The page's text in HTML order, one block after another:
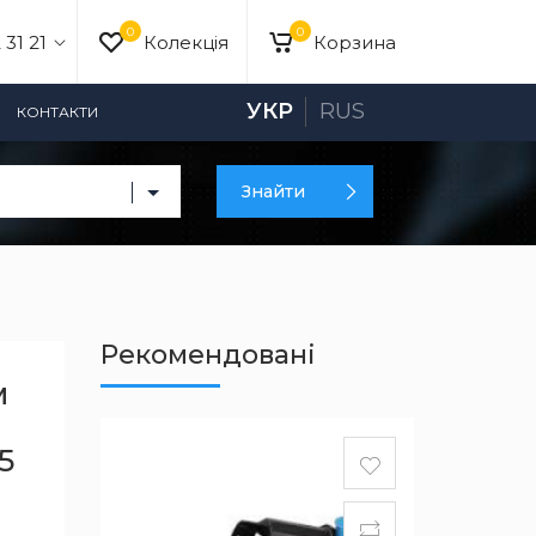
0 Корзина
21 0 Колекція
КОНТАКТИ УКР RUS
Знайти
Рекомендовані